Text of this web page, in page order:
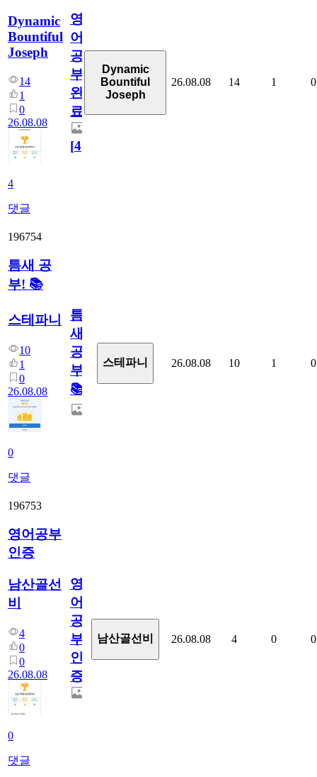
Dynamic
Bountiful
Joseph
14
1
0
26.08.08
4
댓글
영
어
공
부
완
료
[4]
Dynamic
Bountiful
Joseph
26.08.08 14 1 0
196754
틈새 공
부! 📚
스테파니
10
1
0
26.08.08
0
댓글
틈
새
공
부!
📚
스테파니 26.08.08 10 1 0
196753
영어공부
인증
남산골선
비
4
0
0
26.08.08
0
댓글
영
어
공
부
인
증
남산골선비 26.08.08 4 0 0